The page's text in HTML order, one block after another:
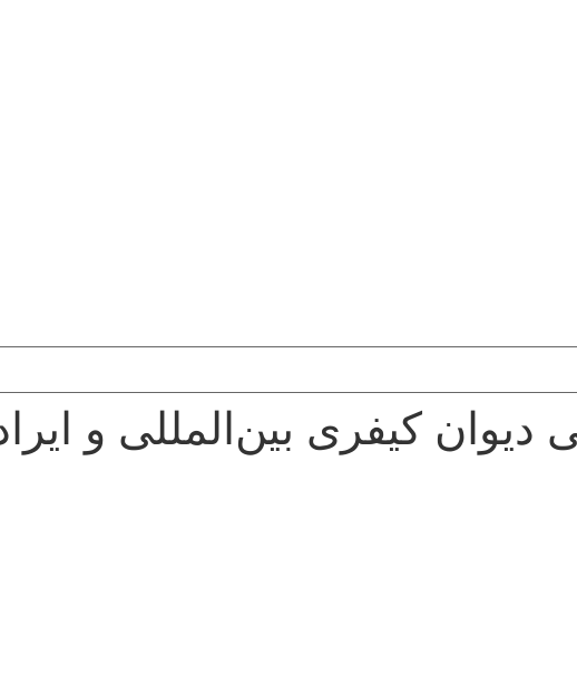
کیفری بین‌المللی و